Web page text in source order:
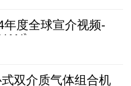
年度全球宣介视频-
》
双介质气体组合机